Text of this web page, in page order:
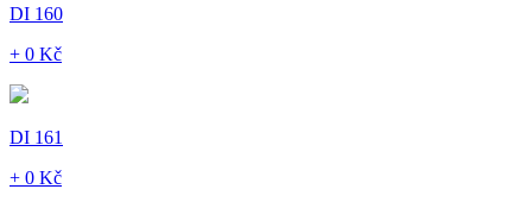
DI 160
+ 0 Kč
DI 161
+ 0 Kč